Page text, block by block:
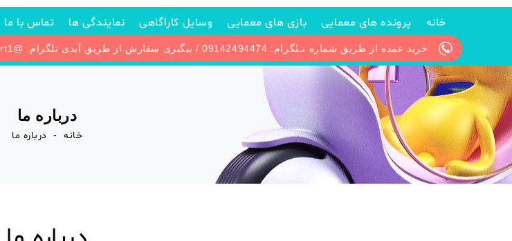
خانه پرونده های معمایی بازی های معمایی وسایل کاراگاهی نمایندگی ها تماس با ما
خرید عمده از طریق شماره تـلگرام: 09142494474 / پیگیری سفارش از طریق آیدی تلگرام: @Mokhtopus_support1
درباره ما
خانه درباره ما